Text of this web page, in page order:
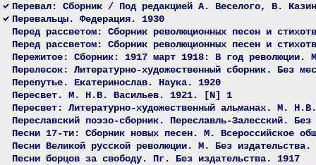
Перевал: Сборник / Под редакцией А. Веселого, В.
Перевальцы. Федерация. 1930
Перед рассветом: Сборник революционных песен и
Перед рассветом: Сборник революционных песен и
Пережитое: Сборник: 1917 март 1918: В год
Перелесок: Литературно-художественный сборник. Без
Перепутье. Екатеринослав. Наука. 1920
Пересвет. М. Н.В. Васильев. 1921. [N] 1
Пересвет: Литературно-художественный альманах. М.
Переславский поэзо-сборник. Переславль-Залесский.
Песни 17-ти: Сборник новых песен. М. Всероссийское
Песни Великой русской революции. М. Без издательства.
Песни борцов за свободу. Пг. Без издательства. 1917